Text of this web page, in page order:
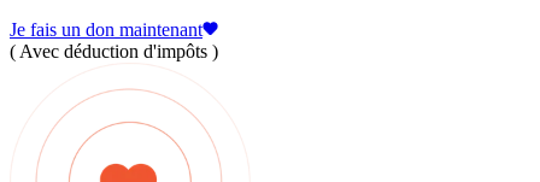
Je fais un don maintenant
( Avec déduction d'impôts )